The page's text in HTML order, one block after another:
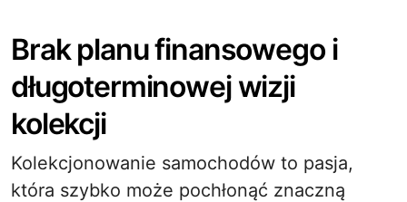
Brak planu finansowego i
długoterminowej wizji
kolekcji
Kolekcjonowanie samochodów to pasja,
która szybko może pochłonąć znaczną